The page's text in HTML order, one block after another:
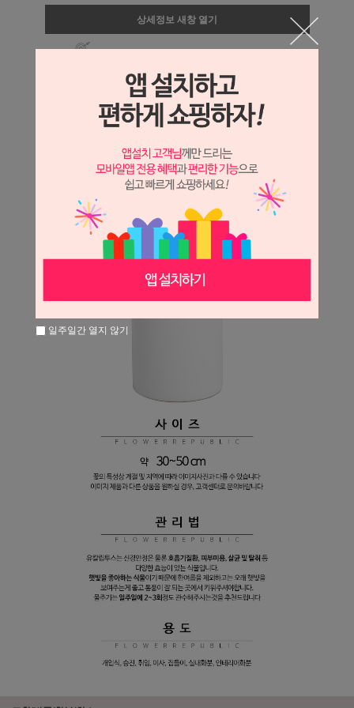
상세정보 새창 열기
일주일간 열지 않기